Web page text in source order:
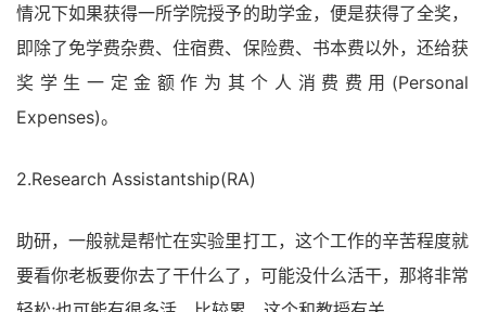
情况下如果获得一所学院授予的助学金，便是获得了全奖，
即除了免学费杂费、住宿费、保险费、书本费以外，还给获
奖学生一定金额作为其个人消费费用(Personal
Expenses)。
2.Research Assistantship(RA)
助研，一般就是帮忙在实验里打工，这个工作的辛苦程度就
要看你老板要你去了干什么了，可能没什么活干，那将非常